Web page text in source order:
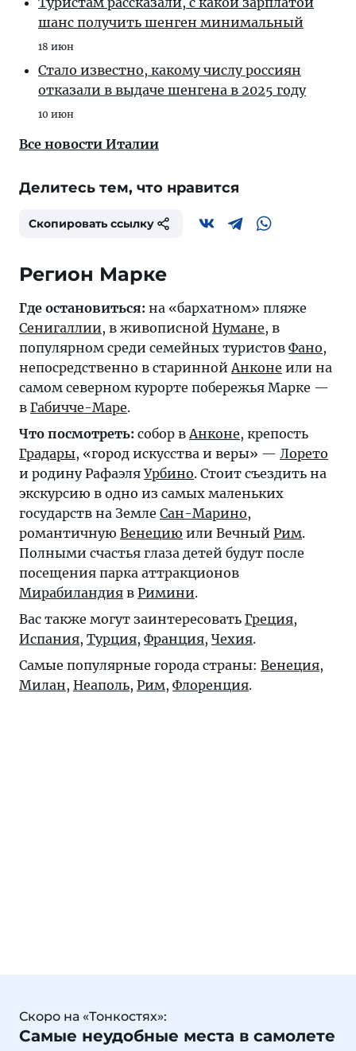
шанс получить шенген минимальный
18 июн
Стало известно, какому числу россиян
отказали в выдаче шенгена в 2025 году
10 июн
Все новости Италии
Делитесь тем, что нравится
Скопировать ссылку
Регион Марке
Где остановиться: на «бархатном» пляже
Сенигаллии, в живописной Нумане, в
популярном среди семейных туристов Фано,
непосредственно в стариннойАнконе или на
самом северном курорте побережья Марке —
в Габичче-Маре.
Что посмотреть: собор вАнконе, крепость
Градары, «город искусства и веры» — Лорето
и родину Рафаэля Урбино. Стоит съездить на
экскурсию в одно из самых маленьких
государств на Земле Сан-Марино,
романтичную Венецию или Вечный Рим.
Полными счастья глаза детей будут после
посещения парка аттракционов
Мирабиландия в Римини.
Вас также могут заинтересовать Греция,
Испания, Турция, Франция, Чехия.
Самые популярные города страны: Венеция,
Милан, Неаполь, Рим, Флоренция.
Скоро на «Тонкостях»:
Самые неудобные места в самолете